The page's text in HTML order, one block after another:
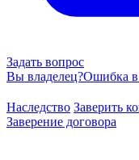
Задать вопрос
Вы владелец?Ошибка в
Наследство Заверить
Заверение договора